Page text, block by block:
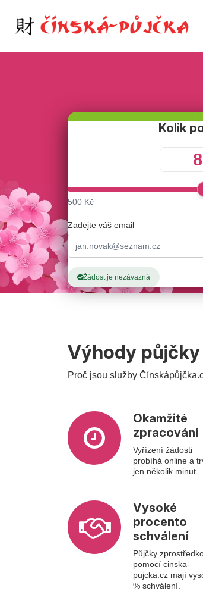
Kolik
500 Kč
Zadejte váš email
Žádost je nezávazná
Výhody půjčky
Proč jsou služby
Okamžité
zpracování
Vyřízení žádosti
probíhá online a
jen několik minut.
Vysoké
procento
schválení
Půjčky
pomocí cinska-
pujcka.cz mají
% schválení.